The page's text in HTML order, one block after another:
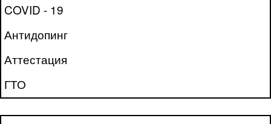
COVID - 19
Антидопинг
Аттестация
ГТО